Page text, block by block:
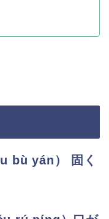
bù yán ） 固く